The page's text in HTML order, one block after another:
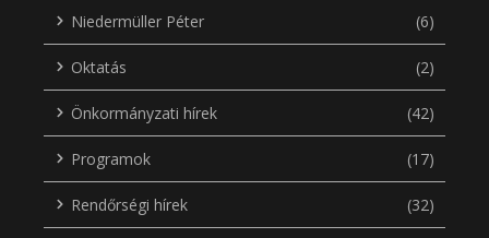
Niedermüller Péter (6)
Oktatás (2)
Önkormányzati hírek (42)
Programok (17)
Rendőrségi hírek (32)